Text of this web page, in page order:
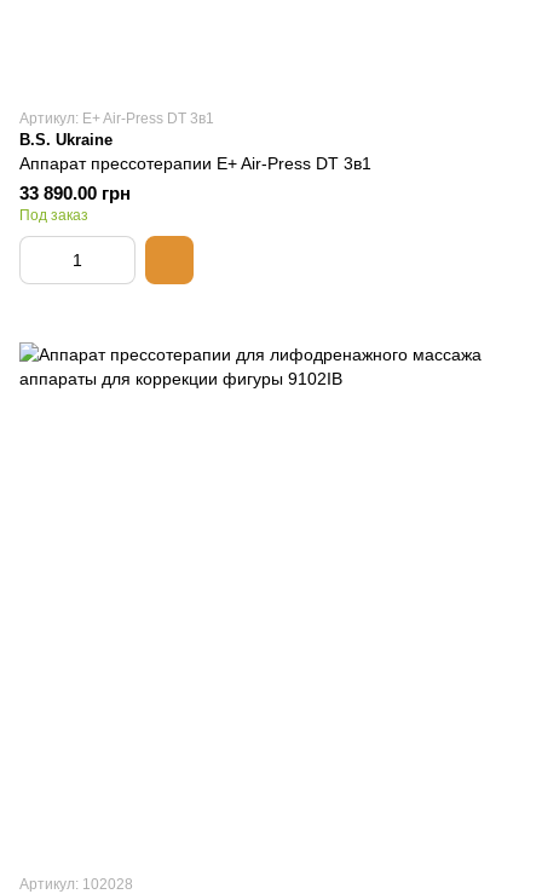
Артикул: E+ Air-Press DT 3в1
B.S. Ukraine
Аппарат прессотерапии E+ Air-Press DT 3в1
33 890.00 грн
Под заказ
Артикул: 102028